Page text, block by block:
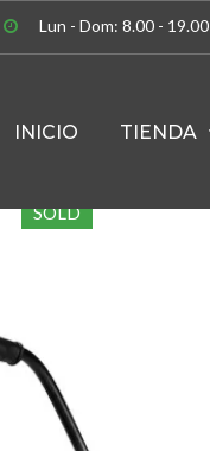
Lun - Dom: 8.00 - 19.00
INICIO TIENDA
SOLD